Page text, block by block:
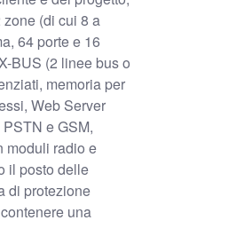
(di cui 8 a
64 porte e 16
BUS (2 linee bus o
memoria per
Web Server
e GSM,
moduli radio e
il posto delle
di protezione
una